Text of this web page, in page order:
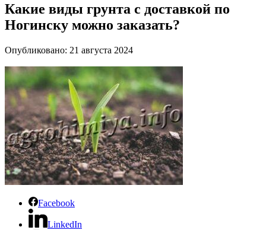
Какие виды грунта с доставкой по
Ногинску можно заказать?
Опубликовано: 21 августа 2024
Facebook
LinkedIn